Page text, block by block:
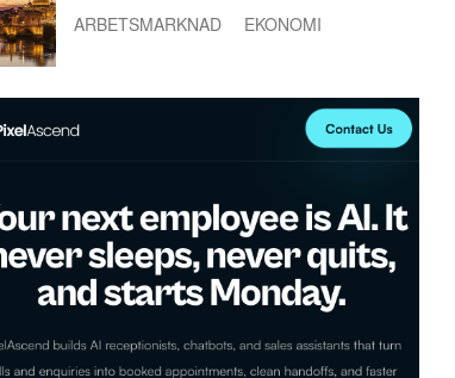
ARBETSMARKNAD EKONOMI